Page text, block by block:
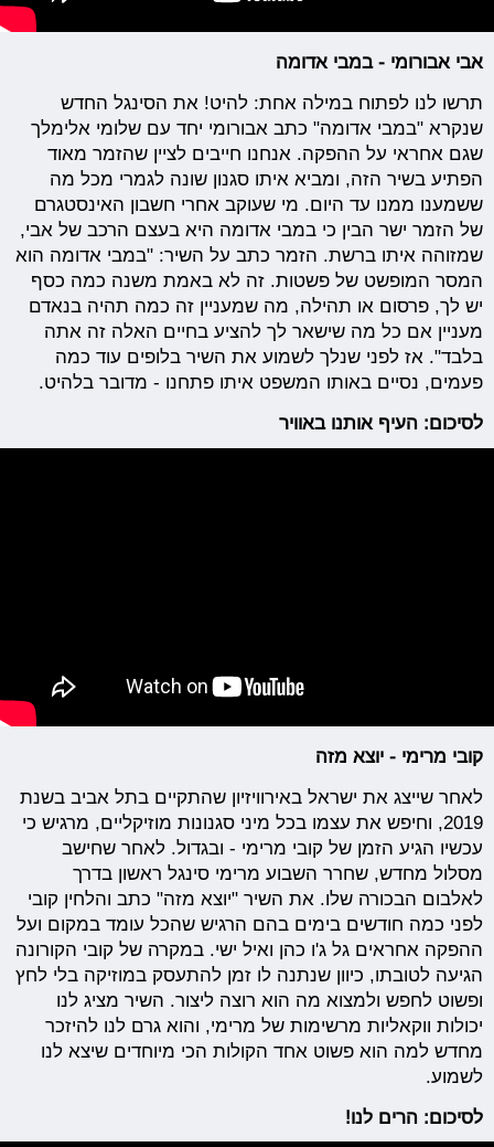
אבי אבורומי - במבי אדומה
תרשו לנו לפתוח במילה אחת: להיט! את הסינגל החדש
שנקרא "במבי אדומה" כתב אבורומי יחד עם שלומי אלימלך
שגם אחראי על ההפקה. אנחנו חייבים לציין שהזמר מאוד
הפתיע בשיר הזה, ומביא איתו סגנון שונה לגמרי מכל מה
ששמענו ממנו עד היום. מי שעוקב אחרי חשבון האינסטגרם
של הזמר ישר הבין כי במבי אדומה היא בעצם הרכב של אבי,
שמזוהה איתו ברשת. הזמר כתב על השיר: "במבי אדומה הוא
המסר המופשט של פשטות. זה לא באמת משנה כמה כסף
יש לך, פרסום או תהילה, מה שמעניין זה כמה תהיה בנאדם
מעניין אם כל מה שישאר לך להציע בחיים האלה זה אתה
בלבד". אז לפני שנלך לשמוע את השיר בלופים עוד כמה
פעמים, נסיים באותו המשפט איתו פתחנו - מדובר בלהיט.
לסיכום: העיף אותנו באוויר
קובי מרימי - יוצא מזה
לאחר שייצג את ישראל באירוויזיון שהתקיים בתל אביב בשנת
2019, וחיפש את עצמו בכל מיני סגנונות מוזיקליים, מרגיש כי
עכשיו הגיע הזמן של קובי מרימי - ובגדול. לאחר שחישב
מסלול מחדש, שחרר השבוע מרימי סינגל ראשון בדרך
לאלבום הבכורה שלו. את השיר "יוצא מזה" כתב והלחין קובי
לפני כמה חודשים בימים בהם הרגיש שהכל עומד במקום ועל
ההפקה אחראים גל ג'ו כהן ואיל ישי. במקרה של קובי הקורונה
הגיעה לטובתו, כיוון שנתנה לו זמן להתעסק במוזיקה בלי לחץ
ופשוט לחפש ולמצוא מה הוא רוצה ליצור. השיר מציג לנו
יכולות ווקאליות מרשימות של מרימי, והוא גרם לנו להיזכר
מחדש למה הוא פשוט אחד הקולות הכי מיוחדים שיצא לנו
לשמוע.
לסיכום: הרים לנו!